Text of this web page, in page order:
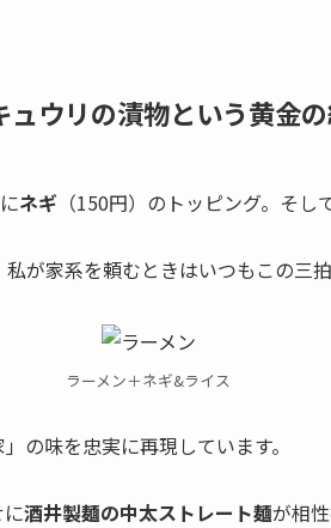
ウリの漬物という黄金
ネギ （150円）のトッピング。そし
私が家系を頼むときはいつもこの三拍
ラーメン＋ネギ&ライス
の味を忠実に再現しています。
酒井製麺の中太ストレート麺が相性